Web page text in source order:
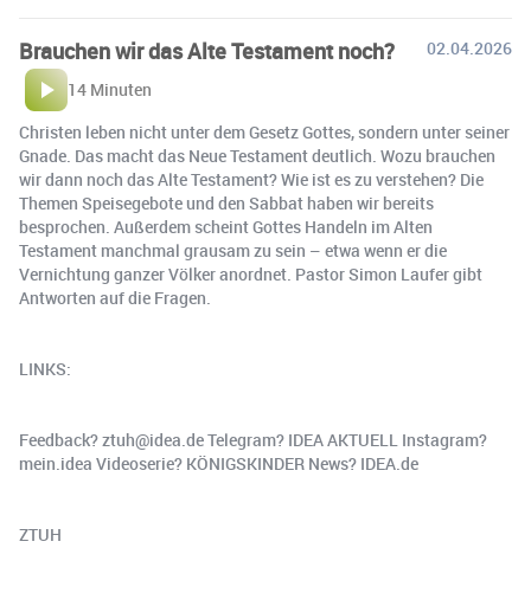
Brauchen wir das Alte Testament noch?
02.04.2026
14 Minuten
Christen leben nicht unter dem Gesetz Gottes, sondern unter seiner
Gnade. Das macht das Neue Testament deutlich. Wozu brauchen
wir dann noch das Alte Testament? Wie ist es zu verstehen? Die
Themen Speisegebote und den Sabbat haben wir bereits
besprochen. Außerdem scheint Gottes Handeln im Alten
Testament manchmal grausam zu sein – etwa wenn er die
Vernichtung ganzer Völker anordnet. Pastor Simon Laufer gibt
Antworten auf die Fragen.
LINKS:
Feedback? ztuh@idea.de Telegram? IDEA AKTUELL Instagram?
mein.idea Videoserie? KÖNIGSKINDER News? IDEA.de
ZTUH